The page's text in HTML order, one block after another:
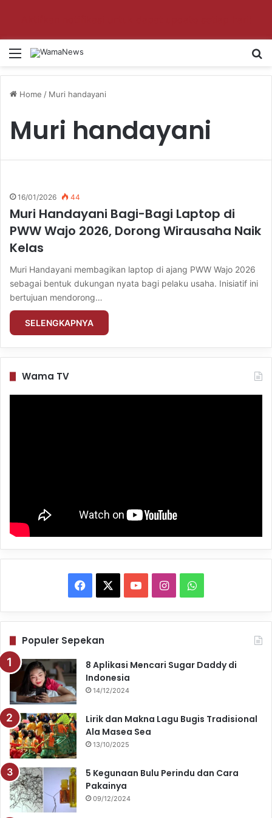
Menu
Home / Muri handayani
Muri handayani
16/01/2026 44
Muri Handayani Bagi-Bagi Laptop di
PWW Wajo 2026, Dorong Wirausaha Naik
Kelas
Muri Handayani membagikan laptop di ajang PWW Wajo 2026
sebagai bentuk dukungan nyata bagi pelaku usaha. Inisiatif ini
bertujuan mendorong…
SELENGKAPNYA
Wama TV
a
c
b
o
o
e
I
n
m
W
h
Populer Sepekan
8 Aplikasi Mencari Sugar Daddy di
Indonesia
14/12/2024
Lirik dan Makna Lagu Bugis Tradisional
Ala Masea Sea
13/10/2025
5 Kegunaan Bulu Perindu dan Cara
Pakainya
09/12/2024